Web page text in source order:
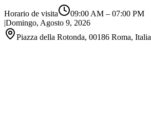
Horario de visita 09:00 AM – 07:00 PM
|Domingo, Agosto 9, 2026
Piazza della Rotonda, 00186 Roma, Italia